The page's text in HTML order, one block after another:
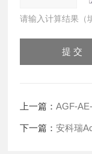
请输入计算结果（
上一篇：AGF-
下一篇：安科瑞